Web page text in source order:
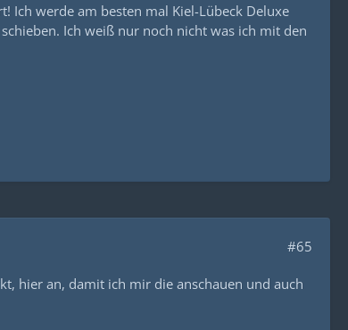
Ich werde am besten mal Kiel-Lübeck Deluxe
Ich weiß nur noch nicht was ich mit den
#65
hier an, damit ich mir die anschauen und auch